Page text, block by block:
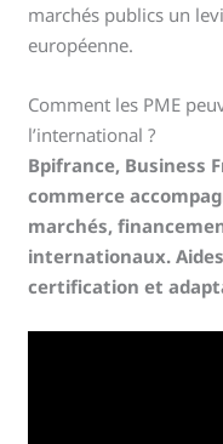
marchés publics un
européenne.
Comment les PME
l’international ?
Bpifrance, Business
commerce
marchés,
internationaux.
certification et